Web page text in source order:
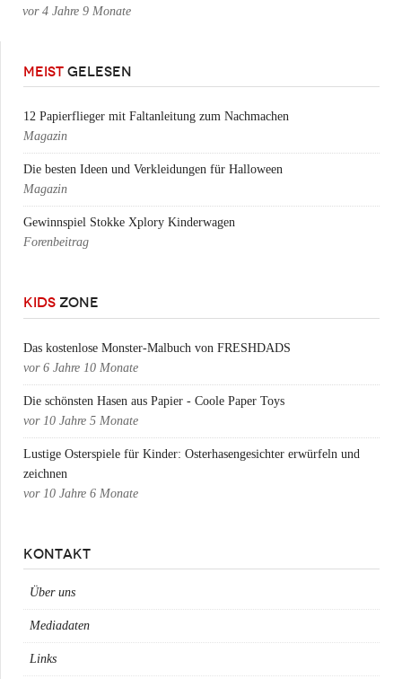
vor 4 Jahre 9 Monate
MEIST GELESEN
12 Papierflieger mit Faltanleitung zum Nachmachen
Magazin
Die besten Ideen und Verkleidungen für Halloween
Magazin
Gewinnspiel Stokke Xplory Kinderwagen
Forenbeitrag
KIDS ZONE
Das kostenlose Monster-Malbuch von FRESHDADS
vor 6 Jahre 10 Monate
Die schönsten Hasen aus Papier - Coole Paper Toys
vor 10 Jahre 5 Monate
Lustige Osterspiele für Kinder: Osterhasengesichter erwürfeln und
zeichnen
vor 10 Jahre 6 Monate
KONTAKT
Über uns
Mediadaten
Links